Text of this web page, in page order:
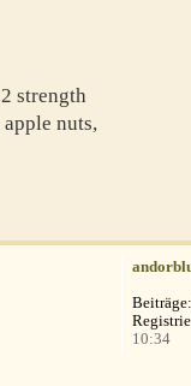
strength
nuts,
Beiträge:
10:34